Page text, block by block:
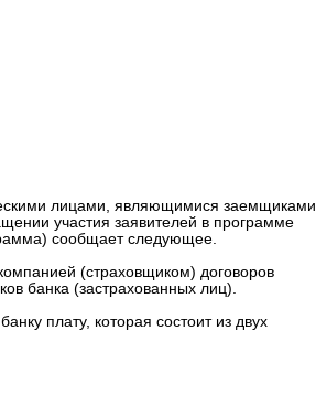
лицами, являющимися заемщиками
участия заявителей в программе
сообщает следующее.
(страховщиком) договоров
банка (застрахованных лиц).
плату, которая состоит из двух